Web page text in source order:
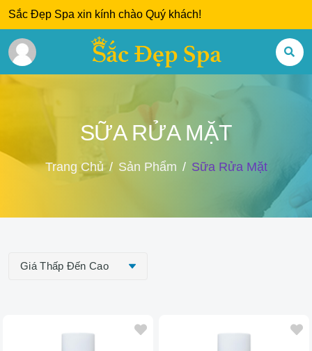
Sắc Đẹp Spa xin kính chào Quý khách!
SỮA RỬA MẶT
Trang Chủ Sản Phẩm Sữa Rửa Mặt